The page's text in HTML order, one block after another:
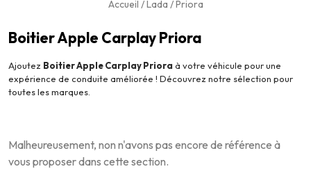
Accueil /Lada / Priora
Boitier Apple Carplay Priora
Ajoutez Boitier Apple Carplay Priora à votre véhicule pour une
expérience de conduite améliorée ! Découvrez notre sélection pour
toutes les marques.
Malheureusement, non n'avons pas encore de référence à
vous proposer dans cette section.